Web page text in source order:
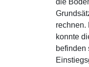
die
rechnen.
konnte
befinden